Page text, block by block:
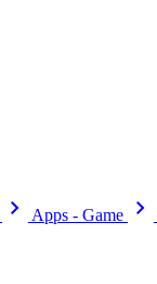
chevron_right Apps - Game chevron_right